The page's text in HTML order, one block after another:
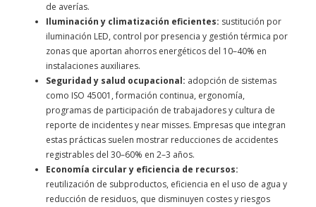
de averías.
Iluminación y climatización eficientes: sustitución por
iluminación LED, control por presencia y gestión térmica por
zonas que aportan ahorros energéticos del 10–40% en
instalaciones auxiliares.
Seguridad y salud ocupacional: adopción de sistemas
como ISO 45001, formación continua, ergonomía,
programas de participación de trabajadores y cultura de
reporte de incidentes y near misses. Empresas que integran
estas prácticas suelen mostrar reducciones de accidentes
registrables del 30–60% en 2–3 años.
Economía circular y eficiencia de recursos:
reutilización de subproductos, eficiencia en el uso de agua y
reducción de residuos, que disminuyen costes y riesgos